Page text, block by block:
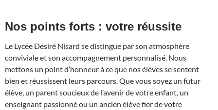
Nos points forts : votre réussite
Le Lycée Désiré Nisard se distingue par son atmosphère
conviviale et son accompagnement personnalisé. Nous
mettons un point d’honneur à ce que nos élèves se sentent
bien et réussissent leurs parcours. Que vous soyez un futur
élève, un parent soucieux de l’avenir de votre enfant, un
enseignant passionné ou un ancien élève fier de votre